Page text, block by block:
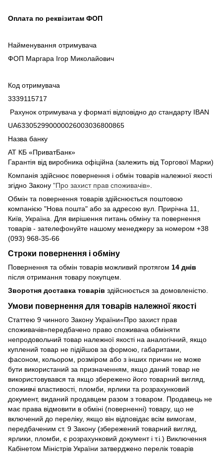
Оплата по реквізитам ФОП
Найменування отримувача
ФОП Маргара Ігор Миколайович
Код отримувача
3339115717
Рахунок отримувача у форматі відповідно до стандарту IBAN
UA633052990000026003036800865
Назва банку
АТ КБ «ПриватБанк»
Гарантія від виробника офіційна (залежить від Торгової Марки)
Компанія здійснює повернення і обмін товарів належної якості
згідно Закону "Про захист прав споживачів»
Обмін та повернення товарів здійснюється поштовою
компанією "Нова пошта" або за адресою вул. Прирічна 11,
Київ, Україна. Для вирішення питань обміну та повернення
товарів - зателефонуйте нашому менеджеру за номером +38
(093) 968-35-66
Строки повернення і обміну
Повернення та обмін товарів можливий протягом 14 днів
після отримання товару покупцем.
Зворотня доставка товарів здійснюється за домовленістю.
Умови повернення для товарів належної якості
Статтею 9 чинного Закону України«Про захист прав
споживачів»передбачено право споживача обміняти
непродовольчий товар належної якості на аналогічний, якщо
куплений товар не підійшов за формою, габаритами,
фасоном, кольором, розміром або з інших причин не може
бути використаний за призначенням, якщо даний товар не
використовувався та якщо збережено його товарний вигляд,
споживчі властивості, пломби, ярлики та розрахунковий
документ, виданий продавцем разом з товаром. Продавець не
має права відмовити в обміні (поверненні) товару, що не
включений до переліку, якщо він відповідає всім вимогам,
передбаченим ст. 9 Закону (збережений товарний вигляд,
ярлики, пломби, є розрахунковий документ і т.і.) Виключення
Кабінетом Міністрів України затверджено перелік товарів